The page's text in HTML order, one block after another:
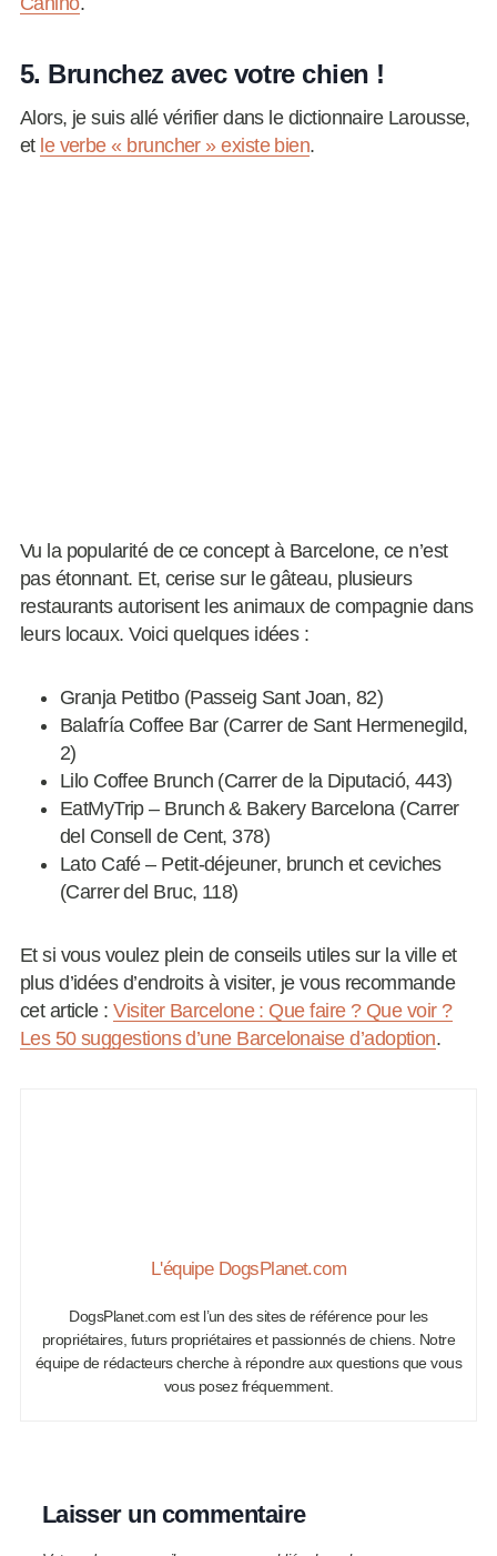
5. Brunchez avec votre chien !
Alors, je suis allé vérifier dans le dictionnaire Larousse,
et le verbe « bruncher » existe bien.
Vu la popularité de ce concept à Barcelone, ce n’est
pas étonnant. Et, cerise sur le gâteau, plusieurs
restaurants autorisent les animaux de compagnie dans
leurs locaux. Voici quelques idées :
Granja Petitbo (Passeig Sant Joan, 82)
Balafría Coffee Bar (Carrer de Sant Hermenegild,
2)
Lilo Coffee Brunch (Carrer de la Diputació, 443)
EatMyTrip – Brunch & Bakery Barcelona (Carrer
del Consell de Cent, 378)
Lato Café – Petit-déjeuner, brunch et ceviches
(Carrer del Bruc, 118)
Et si vous voulez plein de conseils utiles sur la ville et
plus d’idées d’endroits à visiter, je vous recommande
cet article :Visiter Barcelone : Que faire ? Que voir ?
Les 50 suggestions d’une Barcelonaise d’adoption.
L'équipe DogsPlanet.com
DogsPlanet.com est l’un des sites de référence pour les
propriétaires, futurs propriétaires et passionnés de chiens. Notre
équipe de rédacteurs cherche à répondre aux questions que vous
vous posez fréquemment.
Laisser un commentaire